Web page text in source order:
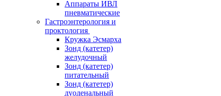
Аппараты ИВЛ
пневматические
Гастроэнтерология и
проктология
Кружка Эсмарха
Зонд (катетер)
желудочный
Зонд (катетер)
питательный
Зонд (катетер)
дуоденальный